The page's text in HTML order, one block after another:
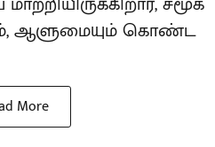
ஆளுமையும் கொண்ட
More